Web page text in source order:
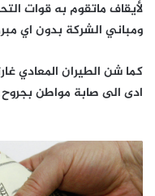
لأيقاف ماتقوم به قوات
ومباني الشركة بدون اي
كما شن الطيران المعادي
ادى الى صابة مواطن